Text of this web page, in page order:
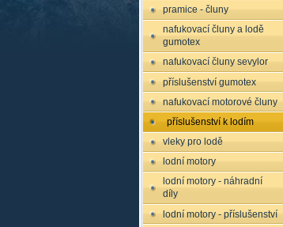
pramice - čluny
nafukovací čluny a lodě
gumotex
nafukovací čluny sevylor
příslušenství gumotex
nafukovací motorové čluny
příslušenství k lodím
vleky pro lodě
lodní motory
lodní motory - náhradní
díly
lodní motory - příslušenství